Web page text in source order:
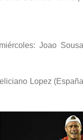
Joao
Lopez